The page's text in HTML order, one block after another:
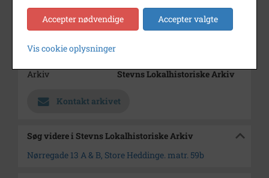
Størrelse
12 x 17
Materiale
s/h positiv
Se på kort
Arkiv
Stevns Lokalhistoriske Arkiv
Kontakt arkivet
Søg videre i Stevns Lokalhistoriske Arkiv
Nørregade 13 A & B, Store Heddinge. matr. 59b
Accepter nødvendige Accepter valgte
Vis cookie oplysninger